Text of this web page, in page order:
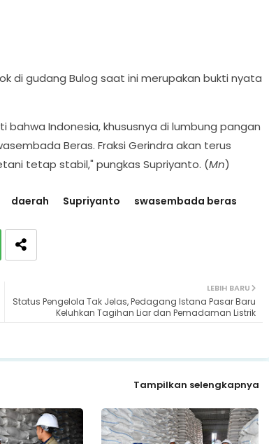
di gudang Bulog saat ini merupakan bukti nyata
bahwa Indonesia, khususnya di lumbung pangan
Beras. Fraksi Gerindra akan terus
tetap stabil," pungkas Supriyanto. (Mn)
daerah Supriyanto swasembada beras
LEBIH BARU
Status Pengelola Tak Jelas, Pedagang Istana Pasar Baru
Keluhkan Tagihan Liar dan Pemadaman Listrik
Tampilkan selengkapnya